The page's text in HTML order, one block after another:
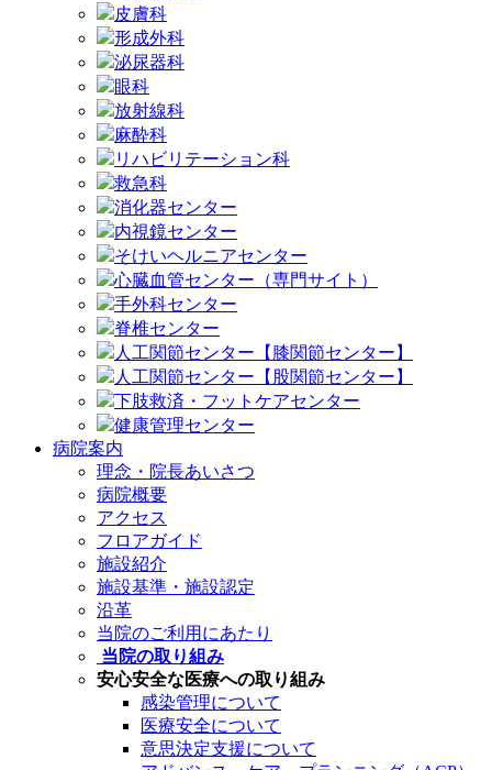
皮膚科
形成外科
泌尿器科
眼科
放射線科
麻酔科
リハビリテーション科
救急科
消化器センター
内視鏡センター
そけいヘルニアセンター
心臓血管センター（専門サイト）
手外科センター
脊椎センター
人工関節センター【膝関節センター】
人工関節センター【股関節センター】
下肢救済・フットケアセンター
健康管理センター
病院案内
理念・院長あいさつ
病院概要
アクセス
フロアガイド
施設紹介
施設基準・施設認定
沿革
当院のご利用にあたり
当院の取り組み
安心安全な医療への取り組み
感染管理について
医療安全について
意思決定支援について